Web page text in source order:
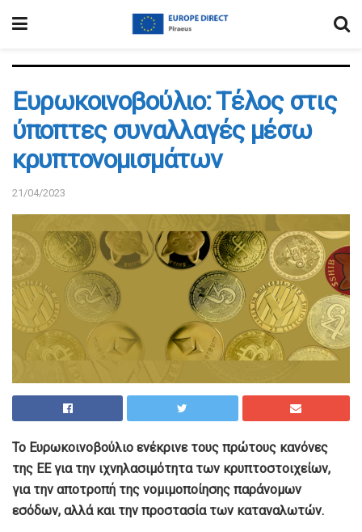
Ευρωκοινοβούλιο: Τέλος στις
ύποπτες συναλλαγές μέσω
κρυπτονομισμάτων
21/04/2023
Το Ευρωκοινοβούλιο ενέκρινε τους πρώτους κανόνες
της ΕΕ για την ιχνηλασιμότητα των κρυπτοστοιχείων,
για την αποτροπή της νομιμοποίησης παράνομων
εσόδων, αλλά και την προστασία των καταναλωτών.